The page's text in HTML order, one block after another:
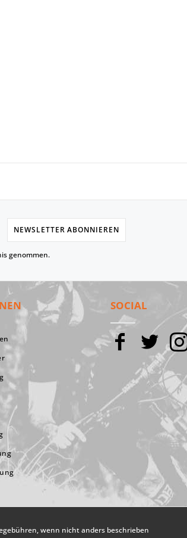
NEWSLETTER ABONNIEREN
genommen.
SOCIAL
wenn nicht anders beschrieben